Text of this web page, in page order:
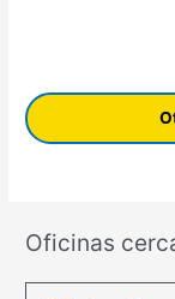
Oficinas